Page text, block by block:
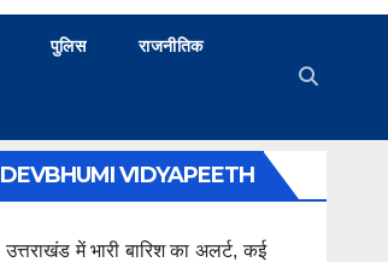
पुलिस राजनीतिक
DEVBHUMI VIDYAPEETH
उत्तराखंड में भारी बारिश का अलर्ट, कई